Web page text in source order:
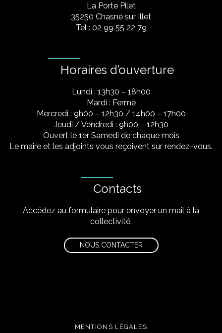
La Porte Pilet
35250 Chasné sur Illet
Tel : 02 99 55 22 79
Horaires d’ouverture
Lundi : 13h30 – 18h00
Mardi : Fermé
Mercredi : 9h00 – 12h30 / 14h00 – 17h00
Jeudi / Vendredi : 9h00 – 12h30
Ouvert le 1er Samedi de chaque mois
Le maire et les adjoints vous reçoivent sur rendez-vous.
Contacts
Accédez au formulaire pour envoyer un mail à la
collectivité.
NOUS CONTACTER
MENTIONS LÉGALES